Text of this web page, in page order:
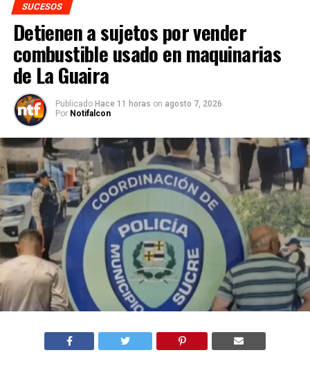
SUCESOS
Detienen a sujetos por vender
combustible usado en maquinarias
de La Guaira
Publicado Hace 11 horas on agosto 7, 2026
Por Notifalcon